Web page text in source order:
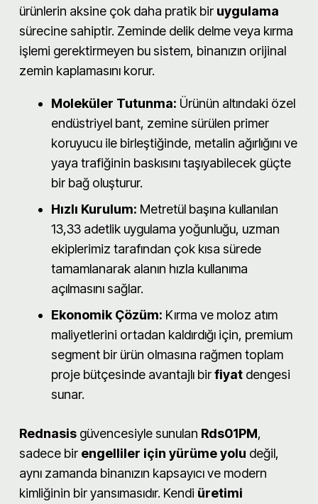
ürünlerin aksine çok daha pratik bir uygulama
sürecine sahiptir. Zeminde delik delme veya kırma
işlemi gerektirmeyen bu sistem, binanızın orijinal
zemin kaplamasını korur.
Moleküler Tutunma: Ürünün altındaki özel
endüstriyel bant, zemine sürülen primer
koruyucu ile birleştiğinde, metalin ağırlığını ve
yaya trafiğinin baskısını taşıyabilecek güçte
bir bağ oluşturur.
Hızlı Kurulum: Metretül başına kullanılan
13,33 adetlik uygulama yoğunluğu, uzman
ekiplerimiz tarafından çok kısa sürede
tamamlanarak alanın hızla kullanıma
açılmasını sağlar.
Ekonomik Çözüm: Kırma ve moloz atım
maliyetlerini ortadan kaldırdığı için, premium
segment bir ürün olmasına rağmen toplam
proje bütçesinde avantajlı birfiyat dengesi
sunar.
Rednasis güvencesiyle sunulan Rds01PM,
sadece bir engelliler için yürüme yolu değil,
aynı zamanda binanızın kapsayıcı ve modern
kimliğinin bir yansımasıdır. Kendi üretimi